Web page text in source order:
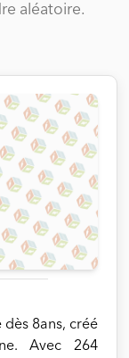
aléatoire.
8ans, créé
Avec 264